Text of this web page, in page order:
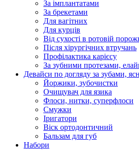
За імплантатами
За брекетами
Для вагітних
Для курців
Від сухості в ротовій
Після хірургічних втручань
Профілактика карієсу
За зубними протезами,
Девайси по догляду за зубами,
Йоржики, зубочистки
Очищувач для язика
Флоси, нитки, суперфлоси
Смужки
Іригатори
Віск ортодонтичний
Бальзам для губ
Набори